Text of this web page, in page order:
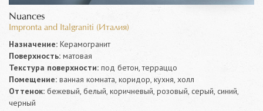
Nuances
Impronta and Italgraniti (Италия)
Назначение: Керамогранит
Поверхность: матовая
Текстура поверхности: под бетон, терраццо
Помещение: ванная комната, коридор, кухня, холл
Оттенок: бежевый, белый, коричневый, розовый, серый, синий,
черный